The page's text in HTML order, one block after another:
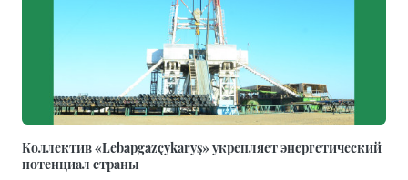
Коллектив «Lebapgazçykaryş» укрепляет энергетический
потенциал страны